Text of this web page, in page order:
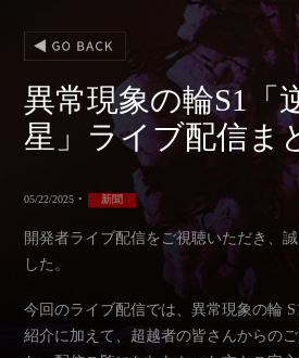
異常現象の輪S1「
星」ライブ配信ま
05/22/2025 • 新聞
開発者ライブ配信をご視聴いただき、
した。
今回のライブ配信では、異常現象の輪
紹介に加えて、超越者の皆さんからの